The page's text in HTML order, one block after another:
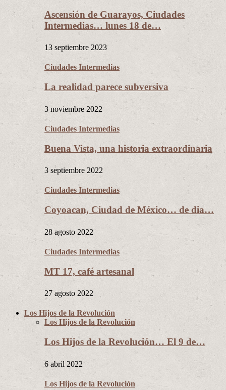
Ascensión de Guarayos, Ciudades
Intermedias… lunes 18 de…
13 septiembre 2023
Ciudades Intermedias
La realidad parece subversiva
3 noviembre 2022
Ciudades Intermedias
Buena Vista, una historia extraordinaria
3 septiembre 2022
Ciudades Intermedias
Coyoacan, Ciudad de México… de dia…
28 agosto 2022
Ciudades Intermedias
MT 17, café artesanal
27 agosto 2022
Los Hijos de la Revolución
Los Hijos de la Revolución
Los Hijos de la Revolución… El 9 de…
6 abril 2022
Los Hijos de la Revolución